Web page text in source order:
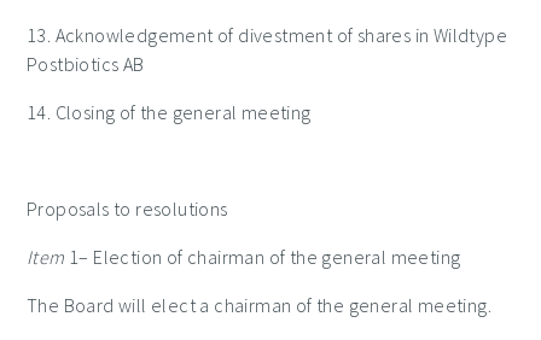
13. Acknowledgement of divestment of shares in Wildtype
Postbiotics AB
14. Closing of the general meeting
Proposals to resolutions
Item 1– Election of chairman of the general meeting
The Board will elect a chairman of the general meeting.